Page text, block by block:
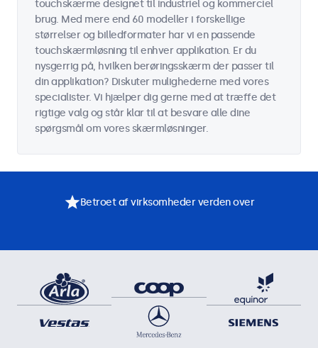
touchskærme designet til industriel og kommerciel
brug. Med mere end 60 modeller i forskellige
størrelser og billedformater har vi en passende
touchskærmløsning til enhver applikation. Er du
nysgerrig på, hvilken berøringsskærm der passer til
din applikation? Diskuter mulighederne med vores
specialister. Vi hjælper dig gerne med at træffe det
rigtige valg og står klar til at besvare alle dine
spørgsmål om vores skærmløsninger.
Betroet af virksomheder verden over